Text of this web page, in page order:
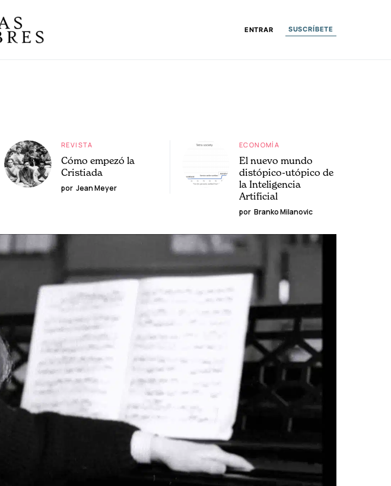
ENTRAR SUSCRÍBETE
REVISTA
Cómo empezó la
Cristiada
por Jean Meyer
ECONOMÍA
El nuevo mundo
distópico-utópico de
la Inteligencia
Artificial
por Branko Milanovic